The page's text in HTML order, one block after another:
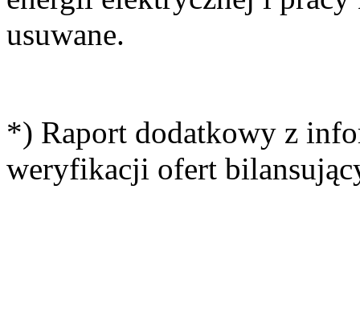
usuwane.
*) Raport dodatkowy z
weryfikacji ofert